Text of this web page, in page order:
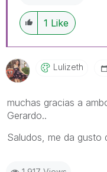
1 Like
Lulizeth
muchas gracias a
Gerardo..
Saludos, me da gusto